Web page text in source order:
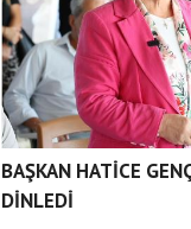
BAŞKAN HATİCE
DİNLEDİ